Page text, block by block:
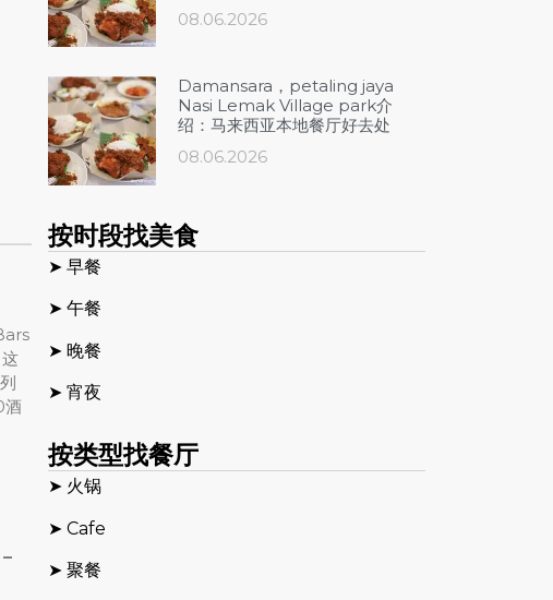
酒
08.06.2026
Damansara，petaling jaya
Nasi Lemak Village park介
绍：马来西亚本地餐厅好去处
08.06.2026
按时段找美食
➤ 早餐
➤ 午餐
➤ 晚餐
➤ 宵夜
按类型找餐厅
➤ 火锅
➤ Cafe
➤ 聚餐